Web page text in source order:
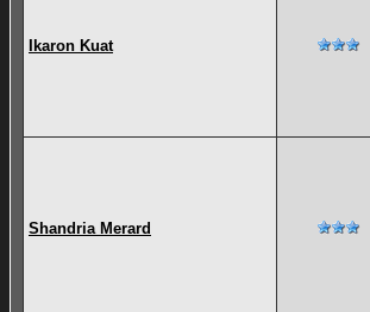
Ikaron Kuat
Shandria Merard